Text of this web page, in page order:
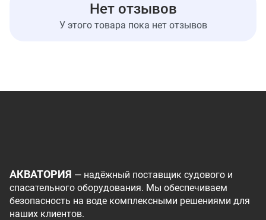
Нет отзывов
У этого товара пока нет отзывов
АКВАТОРИЯ — надёжный поставщик судового и
спасательного оборудования. Мы обеспечиваем
безопасность на воде комплексными решениями для
наших клиентов.